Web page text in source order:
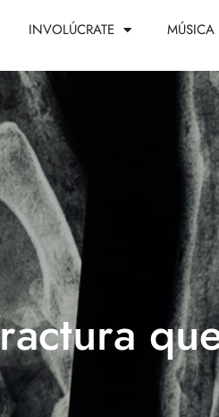
INVOLÚCRATE MÚSICA